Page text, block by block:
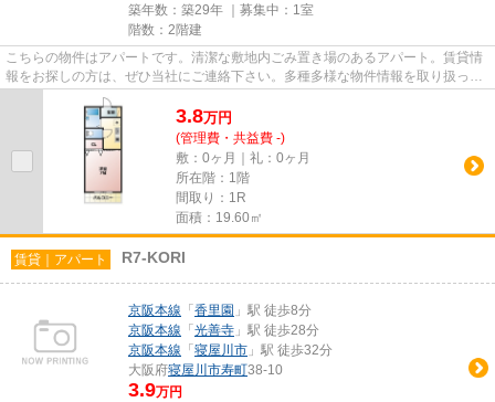
築年数：築29年 ｜募集中： 1室
階数：2階建
こちらの物件はアパートです。清潔な敷地内ごみ置き場のあるアパート。賃貸情
報をお探しの方は、ぜひ当社にご連絡下さい。多種多様な物件情報を取り扱って
おりますので、きっとご希望...
3.8万円
(管理費・共益費 -)
敷：0ヶ月｜礼：0ヶ月
所在階：1階
間取り：1R
面積：19.60㎡
賃貸｜アパート R7-KORI
京阪本線 「 香里園 」駅 徒歩8分
京阪本線 「 光善寺 」駅 徒歩28分
京阪本線 「 寝屋川市 」駅 徒歩32分
大阪府寝屋川市寿町38-10
3.9万円